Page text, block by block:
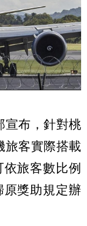
宣布，針對桃
旅客實際搭載
旅客數比例
獎助規定辦